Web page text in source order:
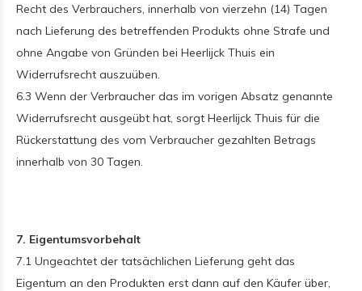
Recht des Verbrauchers, innerhalb von vierzehn (14) Tagen
nach Lieferung des betreffenden Produkts ohne Strafe und
ohne Angabe von Gründen bei Heerlijck Thuis ein
Widerrufsrecht auszuüben.
6.3 Wenn der Verbraucher das im vorigen Absatz genannte
Widerrufsrecht ausgeübt hat, sorgt Heerlijck Thuis für die
Rückerstattung des vom Verbraucher gezahlten Betrags
innerhalb von 30 Tagen.
7. Eigentumsvorbehalt
7.1 Ungeachtet der tatsächlichen Lieferung geht das
Eigentum an den Produkten erst dann auf den Käufer über,